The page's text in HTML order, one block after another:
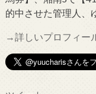
的中させた管理人、
→詳しいプロフィー